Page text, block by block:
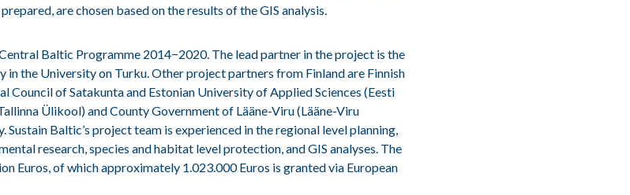
are chosen based on the results of the GIS analysis.
Baltic Programme 2014−2020. The lead partner in the project is the
in the University on Turku. Other project partners from Finland are Finnish
Council of Satakunta and Estonian University of Applied Sciences (Eesti
Ülikool) and County Government of Lääne-Viru (Lääne-Viru
Baltic’s project team is experienced in the regional level planning,
research, species and habitat level protection, and GIS analyses. The
Euros, of which approximately 1.023.000 Euros is granted via European